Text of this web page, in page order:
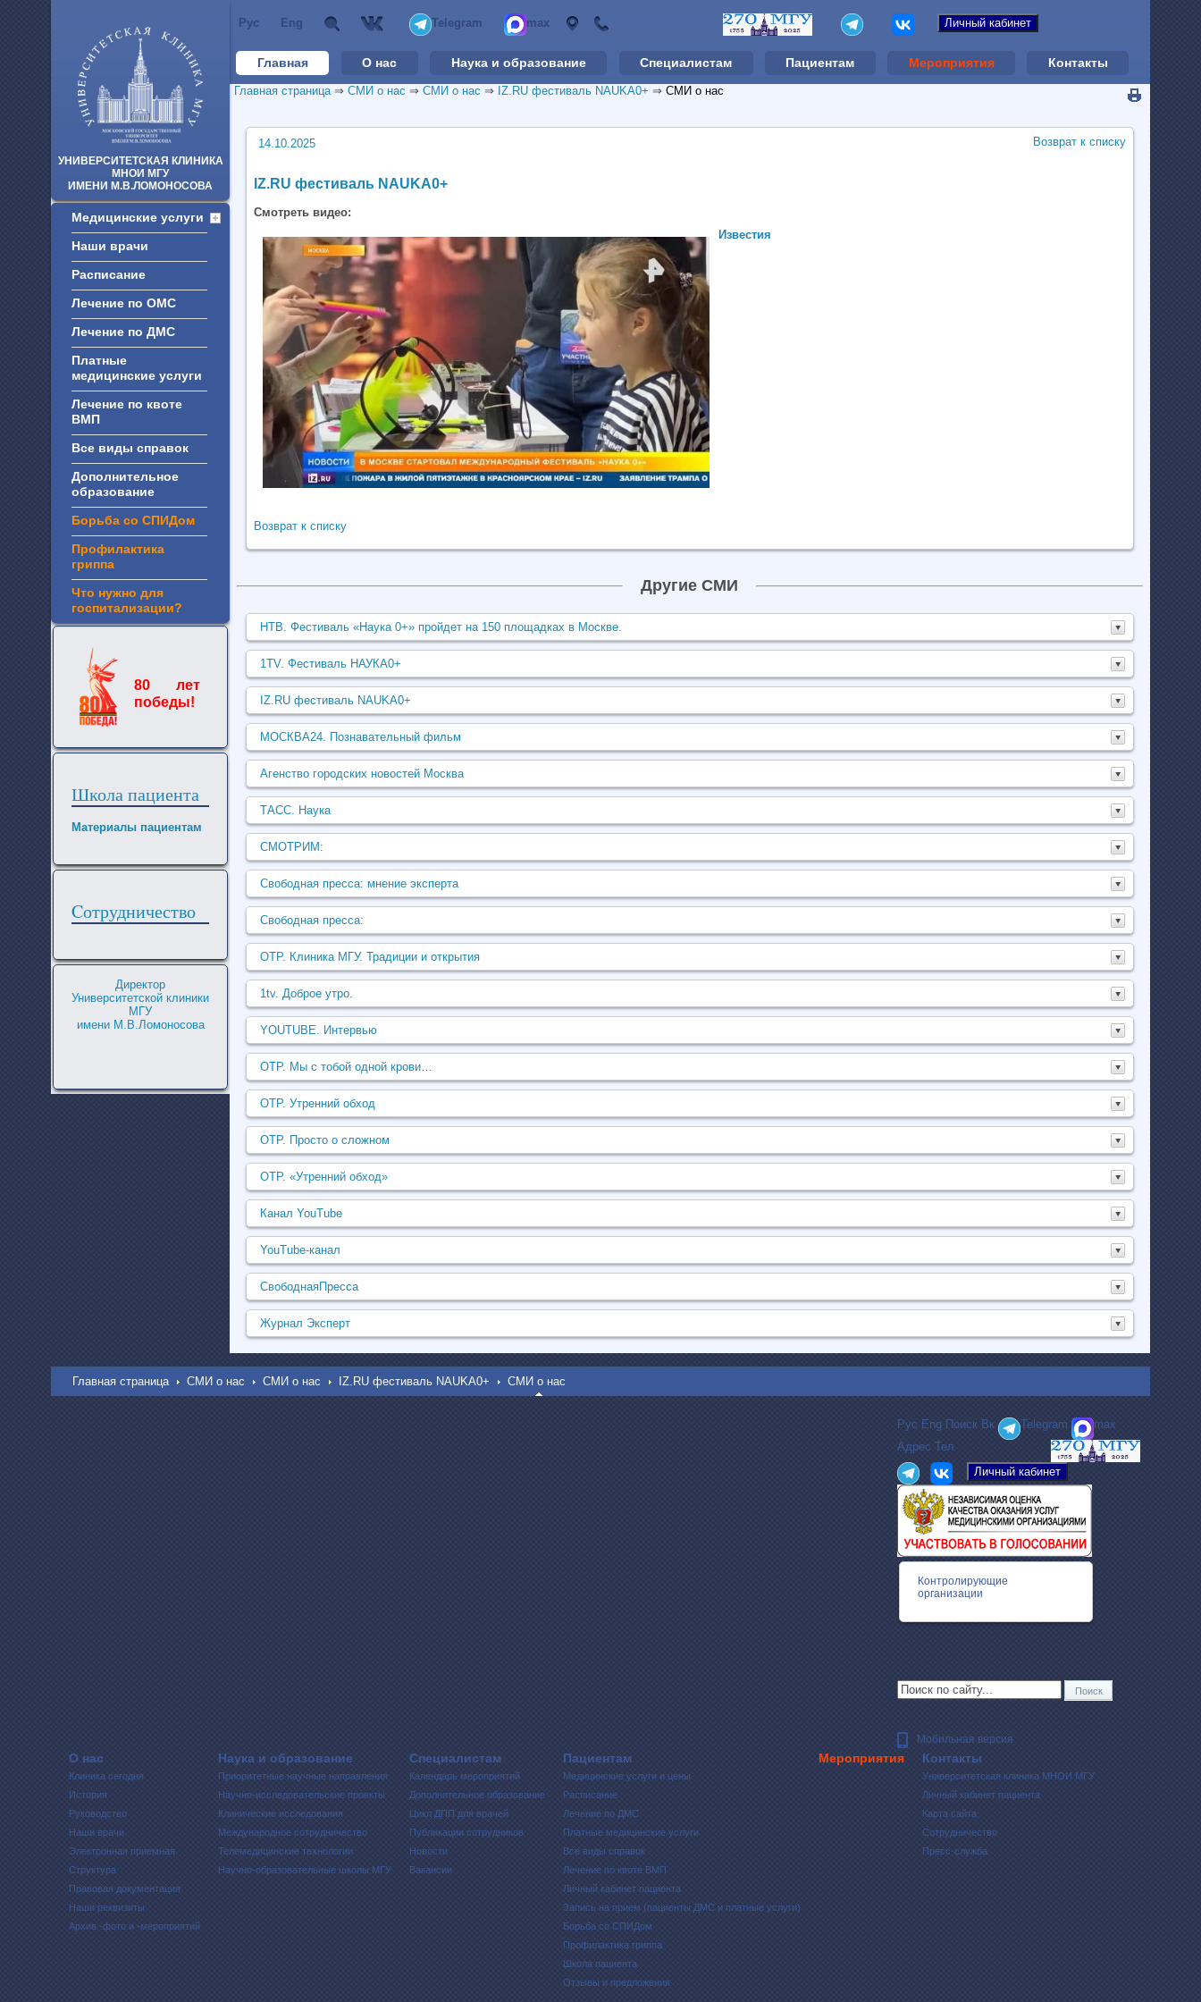
УНИВЕРСИТЕТСКАЯ КЛИНИКА
МНОИ МГУ
ИМЕНИ М.В.ЛОМОНОСОВА
Медицинские услуги
Наши врачи
Расписание
Лечение по ОМС
Лечение по ДМС
Платные
медицинские услуги
Лечение по квоте
ВМП
Все виды справок
Дополнительное
образование
Борьба со СПИДом
Профилактика
гриппа
Что нужно для
госпитализации?
80 лет
победы!
Школа пациента
Материалы пациентам
Cотрудничество
Директор
Университетской клиники
МГУ
имени М.В.Ломоносова
Рус Eng Telegram max
Главная О нас Наука и образование Специалистам Пациентам Мероприятия Контакты
Главная страница⇒ СМИ о нас ⇒ СМИ о нас ⇒ IZ.RU фестиваль NAUKA0+ ⇒ СМИ о нас
14.10.2025 Возврат к списку
IZ.RU фестиваль NAUKA0+
Смотреть видео:
Известия
Возврат к списку
Другие СМИ
НТВ. Фестиваль «Наука 0+» пройдет на 150 площадках в Москве.
1TV. Фестиваль НАУКА0+
IZ.RU фестиваль NAUKA0+
МОСКВА24. Познавательный фильм
Агенство городских новостей Москва
ТАСС. Наука
СМОТРИМ:
Свободная пресса: мнение эксперта
Свободная пресса:
ОТР. Клиника МГУ. Традиции и открытия
1tv. Доброе утро.
YOUTUBE. Интервью
ОТР. Мы с тобой одной крови…
ОТР. Утренний обход
ОТР. Просто о сложном
ОТР. «Утренний обход»
Канал YouTube
YouTube-канал
СвободнаяПресса
Журнал Эксперт
Главная страница СМИ о нас СМИ о нас IZ.RU фестиваль NAUKA0+ СМИ о нас
Рус Eng Поиск Вк Telegram
max
Адрес Тел
Контролирующие
организации
Мобильная версия
О нас
Клиника сегодня
История
Руководство
Наши врачи
Электронная приемная
Структура
Правовая документация
Наши реквизиты
Архив -фото и -мероприятий
Наука и образование
Приоритетные научные направления
Научно-исследовательские проекты
Клинические исследования
Международное сотрудничество
Телемедицинские технологии
Научно-образовательные школы МГУ
Специалистам
Календарь мероприятий
Дополнительное образование
Цикл ДПП для врачей
Публикации сотрудников
Новости
Вакансии
Пациентам
Медицинские услуги и цены
Расписание
Лечение по ДМС
Платные медицинские услуги
Все виды справок
Лечение по квоте ВМП
Личный кабинет пациента
Запись на прием (пациенты ДМС и платные услуги)
Борьба со СПИДом
Профилактика гриппа
Школа пациента
Отзывы и предложения
Мероприятия Контакты
Университетская клиника МНОИ МГУ
Личный кабинет пациента
Карта сайта
Сотрудничество
Пресс-служба